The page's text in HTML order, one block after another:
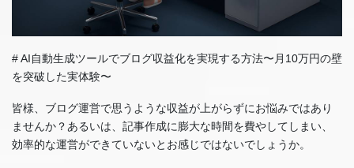
# AI自動生成ツールでブログ収益化を実現する方法〜月10万円の壁
を突破した実体験〜
皆様、ブログ運営で思うような収益が上がらずにお悩みではあり
ませんか？あるいは、記事作成に膨大な時間を費やしてしまい、
効率的な運営ができていないとお感じではないでしょうか。